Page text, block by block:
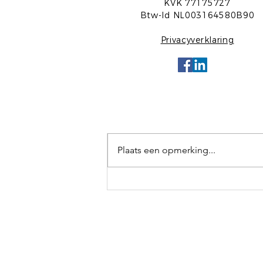
Plaats een opmerking...
KVK 77175727
Btw-Id NL003164580B90
Privacyverklaring